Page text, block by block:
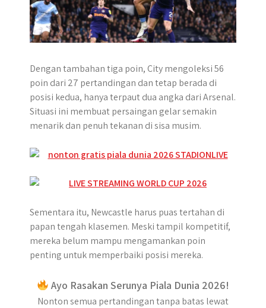
Dengan tambahan tiga poin, City mengoleksi 56
poin dari 27 pertandingan dan tetap berada di
posisi kedua, hanya terpaut dua angka dari Arsenal.
Situasi ini membuat persaingan gelar semakin
menarik dan penuh tekanan di sisa musim.
Sementara itu, Newcastle harus puas tertahan di
papan tengah klasemen. Meski tampil kompetitif,
mereka belum mampu mengamankan poin
penting untuk memperbaiki posisi mereka.
Ayo Rasakan Serunya Piala Dunia 2026!
Nonton semua pertandingan tanpa batas lewat